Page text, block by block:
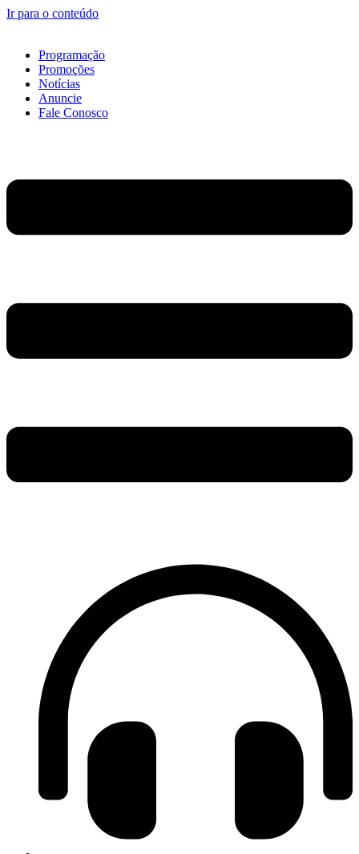
Ir para o conteúdo
Programação
Promoções
Notícias
Anuncie
Fale Conosco